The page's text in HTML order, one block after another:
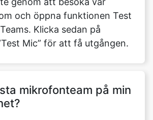
Copy Link
och öppna funktionen Test
Klicka sedan på
Mic” för att få utgången.
mikrofonteam på min